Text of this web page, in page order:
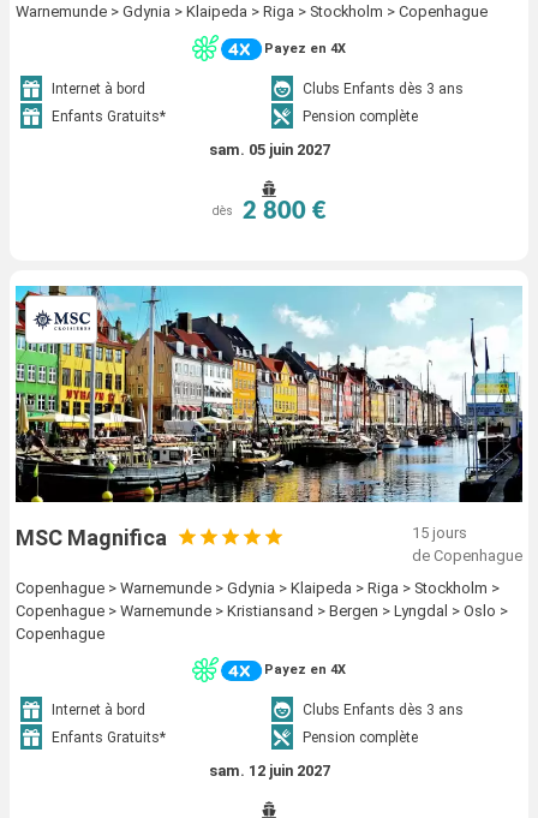
Warnemunde > Gdynia > Klaipeda > Riga > Stockholm > Copenhague
Payez en 4X
Internet à bord
Clubs Enfants dès 3 ans
Enfants Gratuits*
Pension complète
sam. 05 juin 2027
dès 2 800 €
MSC Magnifica
15 jours
de Copenhague
Copenhague > Warnemunde > Gdynia > Klaipeda > Riga > Stockholm >
Copenhague > Warnemunde > Kristiansand > Bergen > Lyngdal > Oslo >
Copenhague
Payez en 4X
Internet à bord
Clubs Enfants dès 3 ans
Enfants Gratuits*
Pension complète
sam. 12 juin 2027